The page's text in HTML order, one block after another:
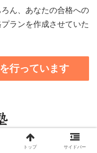
ん、あなたの合格への
ランを作成させていた
行っています
トップ サイドバー